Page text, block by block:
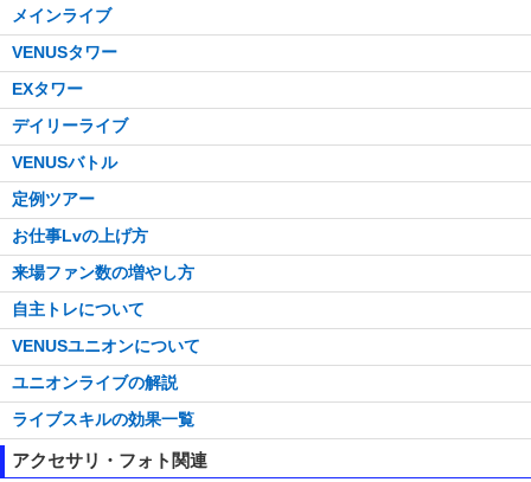
メインライブ
VENUSタワー
EXタワー
デイリーライブ
VENUSバトル
定例ツアー
お仕事Lvの上げ方
来場ファン数の増やし方
自主トレについて
VENUSユニオンについて
ユニオンライブの解説
ライブスキルの効果一覧
アクセサリ・フォト関連